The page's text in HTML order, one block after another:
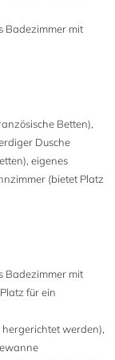
Badezimmer mit
Betten),
Dusche
eigenes
(bietet Platz
Badezimmer mit
für ein
werden),